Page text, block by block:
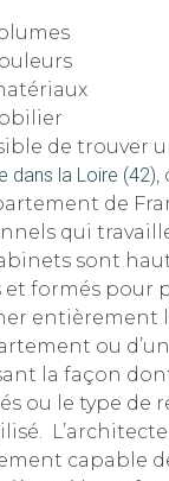
de trouver
dans la Loire (42),
de
qui
sont
et formés pour
entièrement
ou
la façon
ou le type de
capable